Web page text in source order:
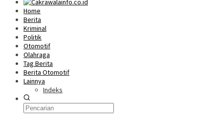
Home
Berita
Kriminal
Politik
Otomotif
Olahraga
Tag Berita
Berita Otomotif
Lainnya
Indeks